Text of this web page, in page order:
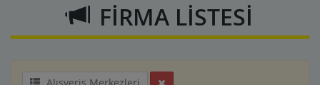
FİRMA LİSTESİ